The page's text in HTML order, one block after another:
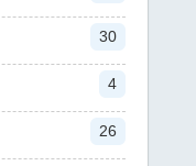
30
4
26